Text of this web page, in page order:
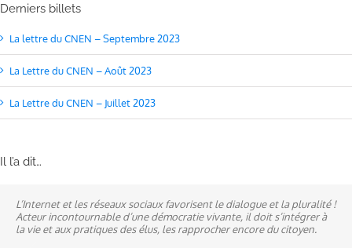
Derniers billets
La lettre du CNEN – Septembre 2023
La Lettre du CNEN – Août 2023
La Lettre du CNEN – Juillet 2023
Il l’a dit…
L’Internet et les réseaux sociaux favorisent le dialogue et la pluralité !
Acteur incontournable d’une démocratie vivante, il doit s’intégrer à
la vie et aux pratiques des élus, les rapprocher encore du citoyen.
Ne pas subir, mais construire son destin, telle est la philosophie qui
n’a cessé de mobiliser la ville d’Alençon, son agglomération et ses
élus.
A mes yeux, la politique est synonyme de service : un sénateur doit
être au service des élus et des communes comme un maire sait si bien
l’être au service des habitants.